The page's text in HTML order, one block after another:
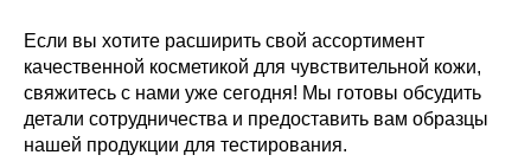
Если вы хотите расширить свой ассортимент
качественной косметикой для чувствительной кожи,
свяжитесь с нами уже сегодня! Мы готовы обсудить
детали сотрудничества и предоставить вам образцы
нашей продукции для тестирования.